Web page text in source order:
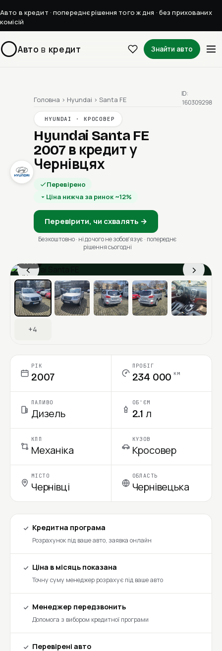
Авто в кредит · попереднє рішення того ж дня · без прихованих
комісій
Авто в кредит Знайти авто
Головна › Hyundai › Santa FE
HYUNDAI · КРОСОВЕР
Hyundai Santa FE
2007 в кредит у
Чернівцях
Перевірено
Ціна нижча за ринок ~12%
Перевірити, чи схвалять →
Безкоштовно · ні до чого не зобовʼязує · попереднє
рішення сьогодні
ID:
160309298
‹ ›
1 / 11
Ціна в місяць
+4
РІК
2007
ПРОБІГ
234 000 км
ПАЛИВО
Дизель
ОБ'ЄМ
2.1 л
КПП
Механіка
КУЗОВ
Кросовер
МІСТО
Чернівці
ОБЛАСТЬ
Чернівецька
Кредитна програма
Розрахунок під ваше авто, заявка онлайн
Ціна в місяць показана
Точну суму менеджер розрахує під ваше авто
Менеджер передзвонить
Допомога з вибором кредитної програми
Перевірені авто